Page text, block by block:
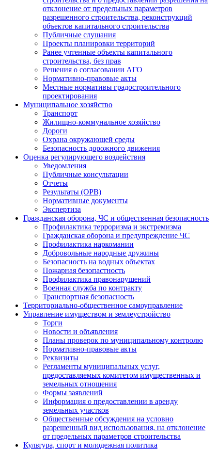
отклонение от предельных параметров
разрешенного строительства, реконструкций
объектов капитального строительства
Публичные слушания
Проекты планировки территорий
Ранее учтенные объекты капитального
строительства, без прав
Решения о согласовании АГО
Нормативно-правовые акты
Местные нормативы градостроительного
проектирования
Муниципальное хозяйство
Транспорт
Жилищно-коммунальное хозяйство
Дороги
Охрана окружающей среды
Безопасность дорожного движения
Оценка регулирующего воздействия
Уведомления
Публичные консультации
Отчеты
Результаты (ОРВ)
Нормативные документы
Экспертиза
Гражданская оборона, ЧС и общественная безопасность
Профилактика терроризма и экстремизма
Гражданская оборона и предупреждение ЧС
Профилактика наркомании
Добровольные народные дружины
Безопасность на водных объектах
Пожарная безопастность
Профилактика правонарушений
Военная служба по контракту
Транспортная безопасность
Территориально-общественное самоуправление
Управление имуществом и землеустройство
Торги
Новости и объявления
Планы проверок по муниципальному контролю
Нормативно-правовые акты
Реквизиты
Регламенты муниципальных услуг,
предоставляемых комитетом имущественных и
земельных отношения
Формы заявлений
Информация о предоставлении в аренду
земельных участков
Общественные обсуждения на условно
разрешенный вид использования, на отклонение
от предельных параметров строительства
Культура, спорт и молодежная политика